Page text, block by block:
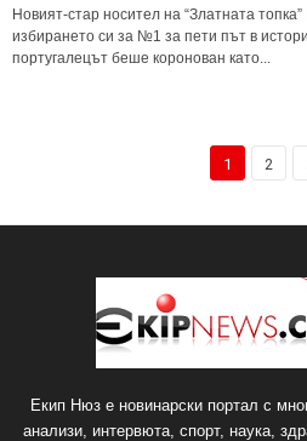
Новият-стар носител на “Златната
избирането си за №1 за пети път в
португалецът беше коронован като...
1 2
Екип Нюз е новинарски портал с
анализи, интервюта, спорт, наука,